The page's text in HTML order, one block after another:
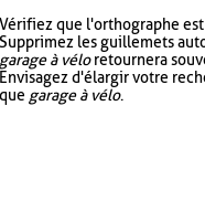
Vérifiez que l'orthographe
Supprimez les guillemets
garage à véloretournera
Envisagez d'élargir votre
que garage à vélo.